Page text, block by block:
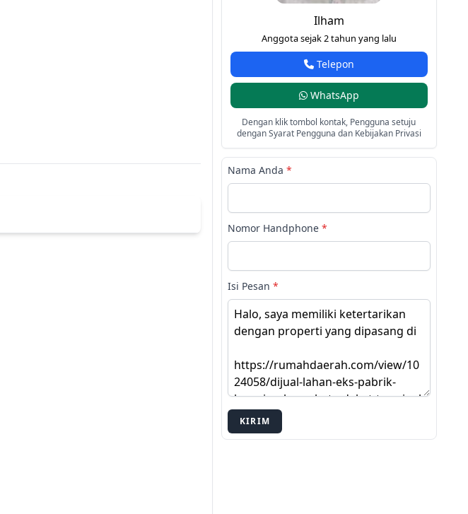
Ilham
Anggota sejak 2 tahun yang lalu
Telepon
WhatsApp
Dengan klik tombol kontak, Pengguna setuju
dengan Syarat Pengguna dan Kebijakan Privasi
Nama Anda *
Nomor Handphone *
Isi Pesan *
KIRIM